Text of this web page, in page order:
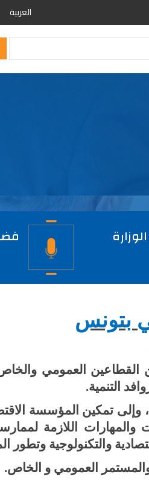
العربية
بتونس
العمومي
التنمية.
وإلى تمكين المؤسسة
والمهارات اللازمة
والتكنولوجية وتطور
العمومي و الخاص.